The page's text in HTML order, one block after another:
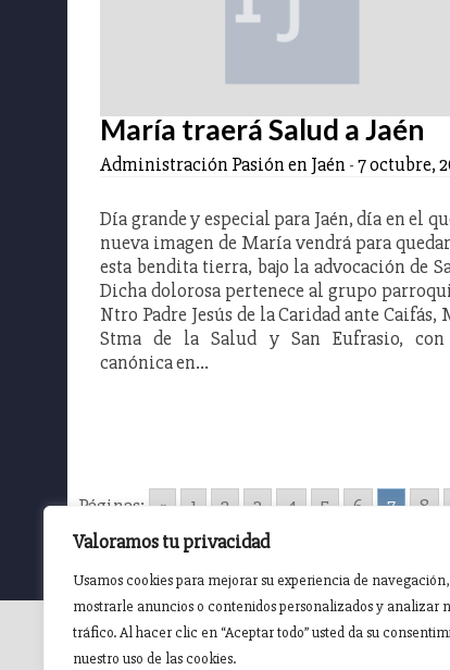
Valoramos tu privacidad
Usamos cookies para mejorar su experiencia de navegación,
mostrarle anuncios o contenidos personalizados y analizar
tráfico. Al hacer clic en “Aceptar todo” usted da su
nuestro uso de las cookies.
María traerá Salud a Jaén
Administración Pasión en Jaén -7 octubre,
Día grande y especial para Jaén, día en el
nueva imagen de María vendrá para
esta bendita tierra, bajo la advocación de
Dicha dolorosa pertenece al grupo
Ntro Padre Jesús de la Caridad ante Caifás,
Stma de la Salud y San Eufrasio, con
canónica en…
Páginas: « 1 2 3 4 5 6 7 8
INICIO AGENDA